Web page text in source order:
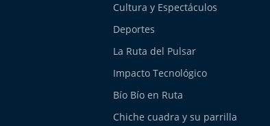
Cultura y Espectáculos
Deportes
La Ruta del Pulsar
Impacto Tecnológico
Bío Bío en Ruta
Chiche cuadra y su parrilla